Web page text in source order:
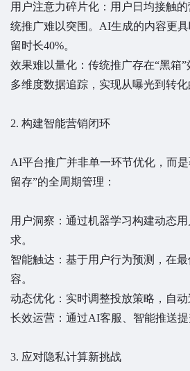
用户注意力碎片化：用户日均接触
统推广难以突围。AI生成的内容更
留时长40%。
效果难以量化：传统推广存在“黑箱
多维度数据追踪，实现从曝光到转化
2. 构建智能营销闭环
AI平台推广并非单一环节优化，而
留存”的全周期管理：
用户洞察：通过机器学习构建动态
求。
智能触达：基于用户行为预测，在
容。
动态优化：实时调整投放策略，自动
长效运营：通过AI客服、智能推送提
3. 应对隐私计算新挑战